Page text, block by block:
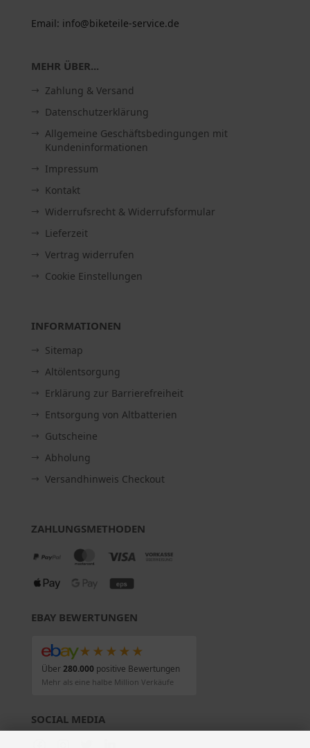
Email: info@biketeile-service.de
MEHR ÜBER...
Zahlung & Versand
Datenschutzerklärung
Allgemeine Geschäftsbedingungen mit
Kundeninformationen
Impressum
Kontakt
Widerrufsrecht & Widerrufsformular
Lieferzeit
Vertrag widerrufen
Cookie Einstellungen
INFORMATIONEN
Sitemap
Altölentsorgung
Erklärung zur Barrierefreiheit
Entsorgung von Altbatterien
Gutscheine
Abholung
Versandhinweis Checkout
ZAHLUNGSMETHODEN
EBAY BEWERTUNGEN
★★★★★
Über280.000positive Bewertungen
Mehr als eine halbe Million Verkäufe
SOCIAL MEDIA